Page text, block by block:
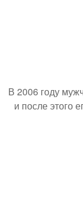
В 2006 году
и после этого